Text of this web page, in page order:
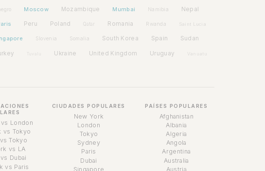
Moscow Mozambique Mumbai Namibia Nepal
Peru Poland Qatar Romania Rwanda Saint Lucia
Slovenia Somalia South Korea Spain Sudan
Tuvalu Ukraine United Kingdom Uruguay Vanuatu
London
vs Tokyo
Tokyo
vs LA
Dubai
vs Paris
CIUDADES POPULARES
New York
London
Tokyo
Sydney
Paris
Dubai
Singapore
PAÍSES POPULARES
Afghanistan
Albania
Algeria
Angola
Argentina
Australia
Austria